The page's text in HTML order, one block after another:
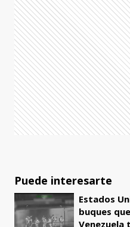
Puede interesarte
Estados
buques
Venezuela